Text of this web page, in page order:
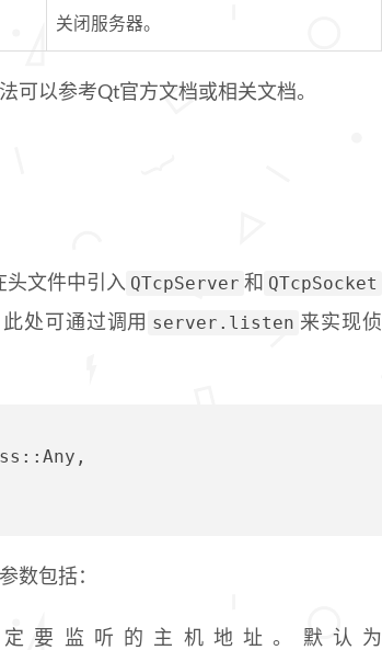
关闭服务器。
可以参考Qt官方文档或相关文档。
头文件中引入 QTcpServer 和 QTcpSocket
处可通过调用 server.listen 来实现侦
数包括：
要监听的主机地址。默认为